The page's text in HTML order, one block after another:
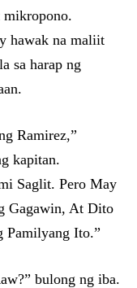
mikropono.
hawak na maliit
sa harap ng
Ramirez,”
kapitan.
Saglit. Pero May
Gagawin, At Dito
Pamilyang Ito.”
bulong ng iba.